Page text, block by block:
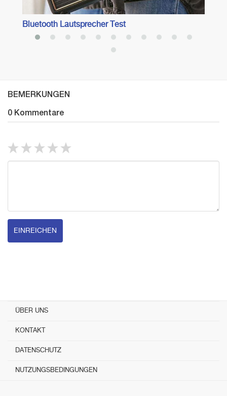
Bluetooth Lautsprecher Test
BEMERKUNGEN
0 Kommentare
EINREICHEN
ÜBER UNS
KONTAKT
DATENSCHUTZ
NUTZUNGSBEDINGUNGEN